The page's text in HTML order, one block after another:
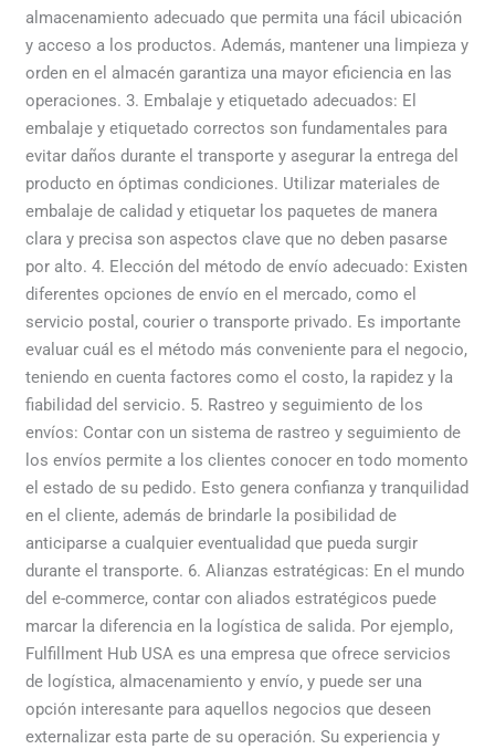
almacenamiento adecuado que permita una fácil ubicación
y acceso a los productos. Además, mantener una limpieza y
orden en el almacén garantiza una mayor eficiencia en las
operaciones. 3. Embalaje y etiquetado adecuados: El
embalaje y etiquetado correctos son fundamentales para
evitar daños durante el transporte y asegurar la entrega del
producto en óptimas condiciones. Utilizar materiales de
embalaje de calidad y etiquetar los paquetes de manera
clara y precisa son aspectos clave que no deben pasarse
por alto. 4. Elección del método de envío adecuado: Existen
diferentes opciones de envío en el mercado, como el
servicio postal, courier o transporte privado. Es importante
evaluar cuál es el método más conveniente para el negocio,
teniendo en cuenta factores como el costo, la rapidez y la
fiabilidad del servicio. 5. Rastreo y seguimiento de los
envíos: Contar con un sistema de rastreo y seguimiento de
los envíos permite a los clientes conocer en todo momento
el estado de su pedido. Esto genera confianza y tranquilidad
en el cliente, además de brindarle la posibilidad de
anticiparse a cualquier eventualidad que pueda surgir
durante el transporte. 6. Alianzas estratégicas: En el mundo
del e-commerce, contar con aliados estratégicos puede
marcar la diferencia en la logística de salida. Por ejemplo,
Fulfillment Hub USA es una empresa que ofrece servicios
de logística, almacenamiento y envío, y puede ser una
opción interesante para aquellos negocios que deseen
externalizar esta parte de su operación. Su experiencia y